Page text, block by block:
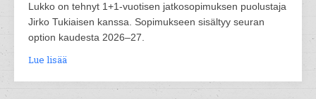
Lukko on tehnyt 1+1-vuotisen jatkosopimuksen puolustaja
Jirko Tukiaisen kanssa. Sopimukseen sisältyy seuran
option kaudesta 2026–27.
Lue lisää